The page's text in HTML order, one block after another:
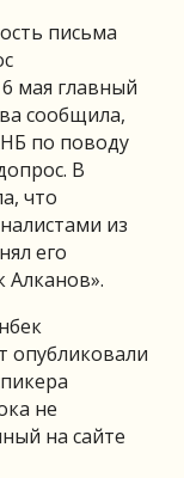
письма
мая главный
сообщила,
по поводу
В
что
из
его
опубликовали
не
на сайте